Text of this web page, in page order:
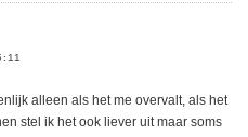
alleen als het me overvalt, als het
stel ik het ook liever uit maar soms